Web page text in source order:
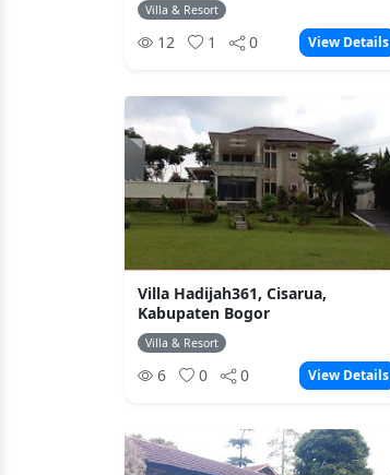
Villa & Resort
12 1 0 View Details
Villa Hadijah361, Cisarua,
Kabupaten Bogor
Villa & Resort
6 0 0 View Details